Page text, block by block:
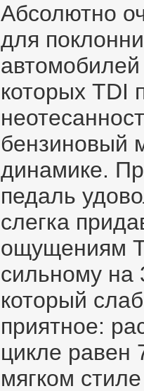
Абсолютно
для
которых TDI
бензиновый
динамике.
педаль
слегка
ощущениям
сильному на
который
приятное:
цикле равен
мягком